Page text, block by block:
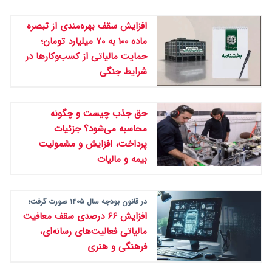
افزایش سقف بهره‌مندی از تبصره
ماده ۱۰۰ به ۷۰ میلیارد تومان؛
حمایت مالیاتی از کسب‌وکارها در
شرایط جنگی
حق جذب چیست و چگونه
محاسبه می‌شود؟ جزئیات
پرداخت، افزایش و مشمولیت
بیمه و مالیات
در قانون بودجه سال ۱۴۰۵ صورت گرفت؛
افزایش ۶۶ درصدی سقف معافیت
مالیاتی فعالیت‌های رسانه‌‏ای،
فرهنگی و هنری